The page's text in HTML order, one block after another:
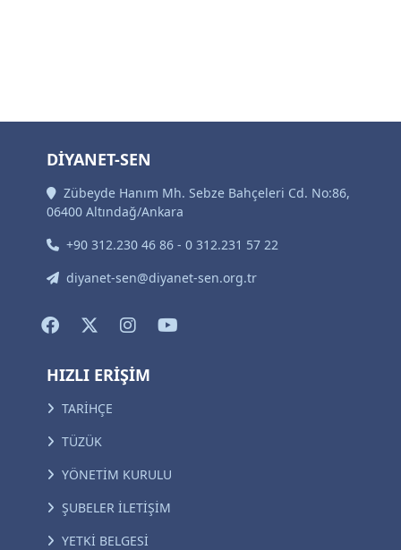
DİYANET-SEN
Zübeyde Hanım Mh. Sebze Bahçeleri Cd. No:86,
06400 Altındağ/Ankara
+90 312.230 46 86 - 0 312.231 57 22
diyanet-sen@diyanet-sen.org.tr
HIZLI ERİŞİM
TARİHÇE
TÜZÜK
YÖNETİM KURULU
ŞUBELER İLETİŞİM
YETKİ BELGESİ